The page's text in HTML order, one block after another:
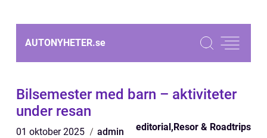
AUTONYHETER.se
Bilsemester med barn – aktiviteter
under resan
01 oktober 2025 admin editorial,Resor & Roadtrips